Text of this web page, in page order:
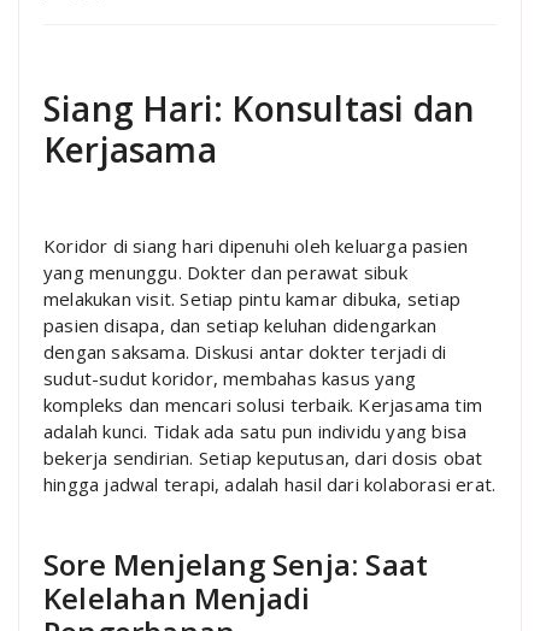
Siang Hari: Konsultasi dan
Kerjasama
Koridor di siang hari dipenuhi oleh keluarga pasien
yang menunggu. Dokter dan perawat sibuk
melakukan visit. Setiap pintu kamar dibuka, setiap
pasien disapa, dan setiap keluhan didengarkan
dengan saksama. Diskusi antar dokter terjadi di
sudut-sudut koridor, membahas kasus yang
kompleks dan mencari solusi terbaik. Kerjasama tim
adalah kunci. Tidak ada satu pun individu yang bisa
bekerja sendirian. Setiap keputusan, dari dosis obat
hingga jadwal terapi, adalah hasil dari kolaborasi erat.
Sore Menjelang Senja: Saat
Kelelahan Menjadi